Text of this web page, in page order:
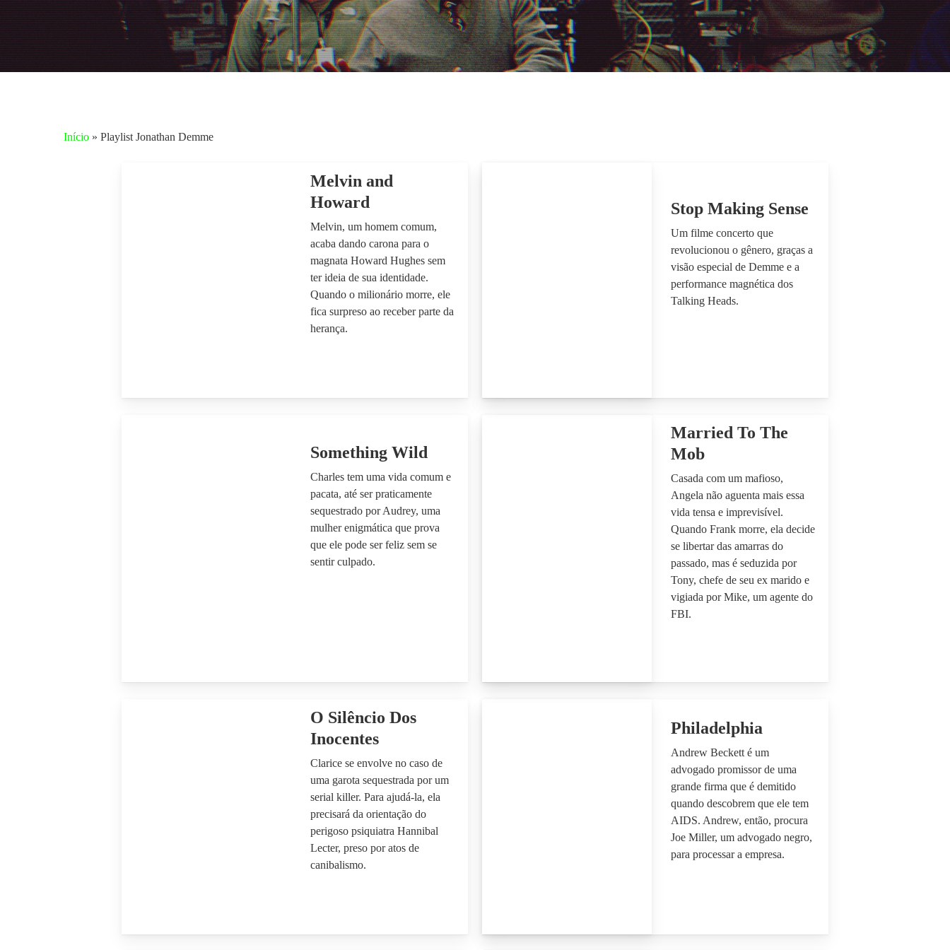
Início » Playlist Jonathan Demme
Melvin and
Howard
Melvin, um homem comum,
acaba dando carona para o
magnata Howard Hughes sem
ter ideia de sua identidade.
Quando o milionário morre, ele
fica surpreso ao receber parte da
herança.
Stop Making Sense
Um filme concerto que
revolucionou o gênero, graças a
visão especial de Demme e a
performance magnética dos
Talking Heads.
Something Wild
Charles tem uma vida comum e
pacata, até ser praticamente
sequestrado por Audrey, uma
mulher enigmática que prova
que ele pode ser feliz sem se
sentir culpado.
Married To The
Mob
Casada com um mafioso,
Angela não aguenta mais essa
vida tensa e imprevisível.
Quando Frank morre, ela decide
se libertar das amarras do
passado, mas é seduzida por
Tony, chefe de seu ex marido e
vigiada por Mike, um agente do
FBI.
O Silêncio Dos
Inocentes
Clarice se envolve no caso de
uma garota sequestrada por um
serial killer. Para ajudá-la, ela
precisará da orientação do
perigoso psiquiatra Hannibal
Lecter, preso por atos de
canibalismo.
Philadelphia
Andrew Beckett é um
advogado promissor de uma
grande firma que é demitido
quando descobrem que ele tem
AIDS. Andrew, então, procura
Joe Miller, um advogado negro,
para processar a empresa.